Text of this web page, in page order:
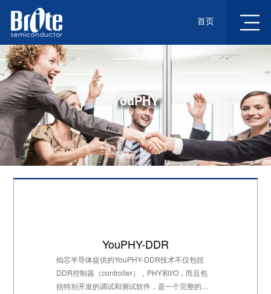
首页
YouPHY
YouPHY-DDR
灿芯半导体提供的YouPHY-DDR技术不仅包括
DDR控制器（controller），PHY和I/O，而且包
括特别开发的调试和测试软件，是一个完整的子